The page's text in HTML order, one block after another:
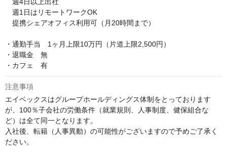
週1日はリモートワークOK
提携シェアオフィス利用可（月20時間まで）
・通勤手当　1ヶ月上限10万円（片道上限2,500円）
・退職金　無
・カフェ　有
注意事項
エイベックスはグループホールディングス体制をとっております
が、100％子会社の労働条件（就業規則、人事制度、健保組合な
ど）は全て同一となります。
入社後、転籍（人事異動）の可能性がございますので予めご了承く
ださい。